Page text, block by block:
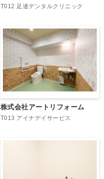
T012 足達デンタルクリニック
株式会社アートリフォーム
T013 アイナデイサービス